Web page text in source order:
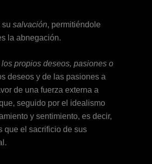
su salvación, permitiéndole
la abnegación.
propios deseos, pasiones o
deseos y de las pasiones a
de una fuerza externa a
seguido por el idealismo
y sentimiento, es decir,
que el sacrificio de sus